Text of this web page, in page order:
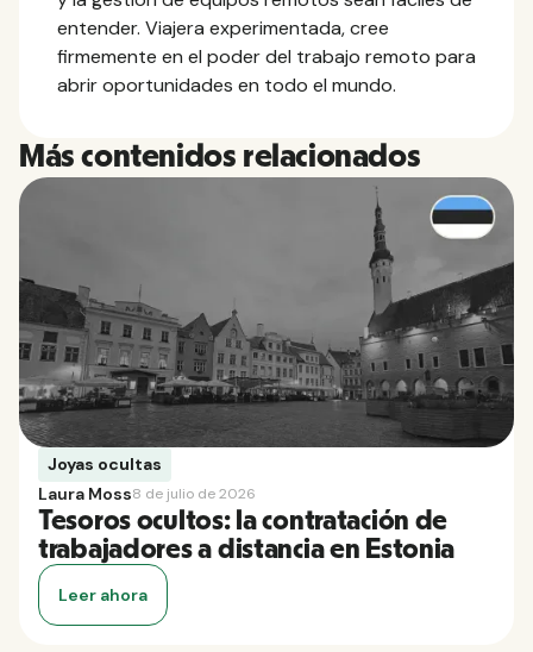
entender. Viajera experimentada, cree
firmemente en el poder del trabajo remoto para
abrir oportunidades en todo el mundo.
Más contenidos relacionados
Joyas ocultas
Laura Moss8 de julio de 2026
Tesoros ocultos: la contratación de
trabajadores a distancia en Estonia
Leer ahora